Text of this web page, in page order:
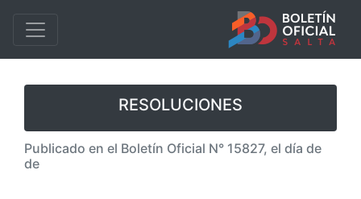
RESOLUCIONES
Publicado en el Boletín Oficial N° 15827, el día de
de